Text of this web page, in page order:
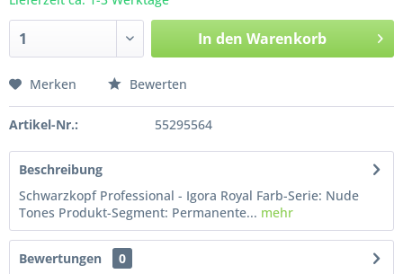
In den Warenkorb
Merken Bewerten
Artikel-Nr.: 55295564
Beschreibung
Schwarzkopf Professional - Igora Royal Farb-Serie: Nude
Tones Produkt-Segment: Permanente... mehr
Bewertungen
0